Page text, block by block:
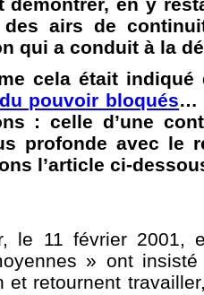
airs de
qui a conduit à la
cela était
pouvoir bloqués…
: celle d’une
profonde avec le
l’article ci-
le 11 février 2001,
» ont
et retournent